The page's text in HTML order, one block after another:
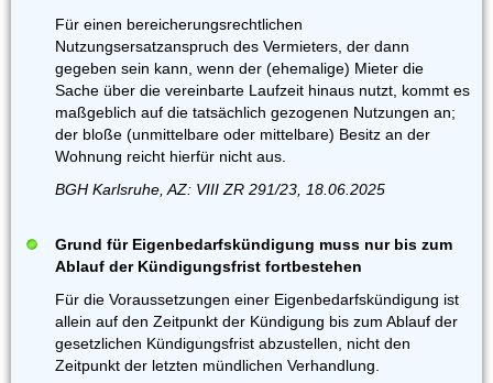
Für einen bereicherungsrechtlichen
Nutzungsersatzanspruch des Vermieters, der dann
gegeben sein kann, wenn der (ehemalige) Mieter die
Sache über die vereinbarte Laufzeit hinaus nutzt, kommt es
maßgeblich auf die tatsächlich gezogenen Nutzungen an;
der bloße (unmittelbare oder mittelbare) Besitz an der
Wohnung reicht hierfür nicht aus.
BGH Karlsruhe, AZ: VIII ZR 291/23, 18.06.2025
Grund für Eigenbedarfskündigung muss nur bis zum
Ablauf der Kündigungsfrist fortbestehen
Für die Voraussetzungen einer Eigenbedarfskündigung ist
allein auf den Zeitpunkt der Kündigung bis zum Ablauf der
gesetzlichen Kündigungsfrist abzustellen, nicht den
Zeitpunkt der letzten mündlichen Verhandlung.